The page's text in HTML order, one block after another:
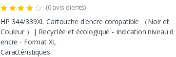
(0 avis clients)
HP 344/339XL Cartouche d'encre compatible （Noir et
Couleur ）| Recyclée et écologique - Indication niveau d
encre - Format XL
Caractéristiques